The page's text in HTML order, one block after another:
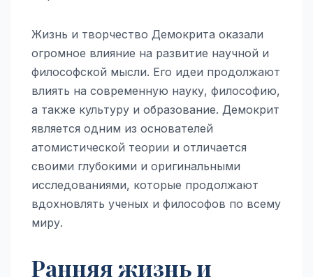
Жизнь и творчество Демокрита оказали
огромное влияние на развитие научной и
философской мысли. Его идеи продолжают
влиять на современную науку, философию,
а также культуру и образование. Демокрит
является одним из основателей
атомистической теории и отличается
своими глубокими и оригинальными
исследованиями, которые продолжают
вдохновлять ученых и философов по всему
миру.
Ранняя жизнь и